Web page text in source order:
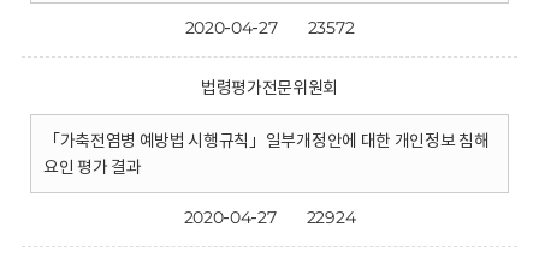
2020-04-27 23572
법령평가전문위원회
「가축전염병 예방법 시행규칙」일부개정안에 대한 개인정보 침해
요인 평가 결과
2020-04-27 22924